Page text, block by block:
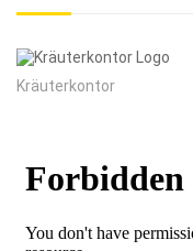
Kräuterkontor